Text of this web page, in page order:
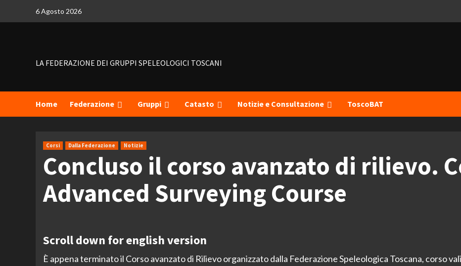
6 Agosto 2026
LA FEDERAZIONE DEI GRUPPI SPELEOLOGICI TOSCANI
Home Federazione Gruppi Catasto Notizie e Consultazione ToscoBAT
Corsi Dalla Federazione Notizie
Concluso il corso avanzato di rilievo.
Advanced Surveying Course
Scroll down for english version
È appena terminato il Corso avanzato di Rilievo organizzato dalla Federazione Speleologica Toscana, corso